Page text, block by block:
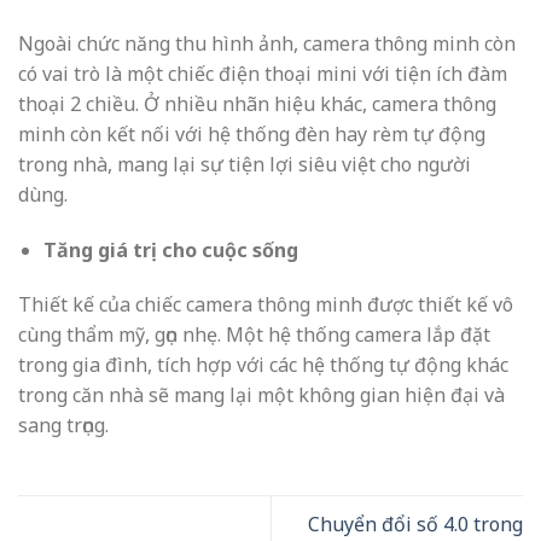
Ngoài chức năng thu hình ảnh, camera thông minh còn
có vai trò là một chiếc điện thoại mini với tiện ích đàm
thoại 2 chiều. Ở nhiều nhãn hiệu khác, camera thông
minh còn kết nối với hệ thống đèn hay rèm tự động
trong nhà, mang lại sự tiện lợi siêu việt cho người
dùng.
Tăng giá trị cho cuộc sống
Thiết kế của chiếc camera thông minh được thiết kế vô
cùng thẩm mỹ, gọn nhẹ. Một hệ thống camera lắp đặt
trong gia đình, tích hợp với các hệ thống tự động khác
trong căn nhà sẽ mang lại một không gian hiện đại và
sang trọng.
Chuyển đổi số 4.0 trong